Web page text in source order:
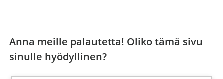
Anna meille palautetta! Oliko tämä sivu
sinulle hyödyllinen?